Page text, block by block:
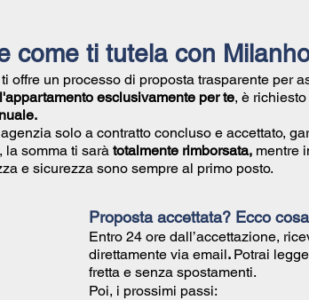
come ti tutela con
offre un processo di proposta trasparente per
esclusivamente per te, è
solo a contratto concluso e accettato,
la somma ti sarà totalmente rimborsata, mentre
e sicurezza sono sempre al primo posto.
Proposta accettata? Ecco
Entro 24 ore dall’accettazione,
direttamente via email. Potrai
fretta e senza spostamenti.
Poi, i prossimi passi: